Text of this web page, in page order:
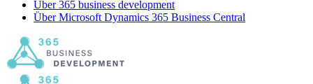
Über 365 business development
Über Microsoft Dynamics 365 Business Central